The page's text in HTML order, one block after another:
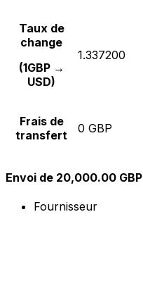
Taux de
change
(1GBP →
USD)
1.337200
Frais de
transfert
0 GBP
Envoi de 20,000.00 GBP
Fournisseur